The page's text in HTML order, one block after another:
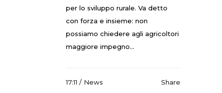
per lo sviluppo rurale. Va detto
con forza e insieme: non
possiamo chiedere agli agricoltori
maggiore impegno...
17:11 / News Share